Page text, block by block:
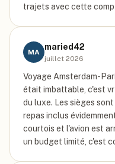
trajets avec cette
MA
maried42
juillet 2026
Voyage Amsterdam-
était imbattable, c'est
du luxe. Les sièges
repas inclus
courtois et l'avion est
un budget limité, c'est